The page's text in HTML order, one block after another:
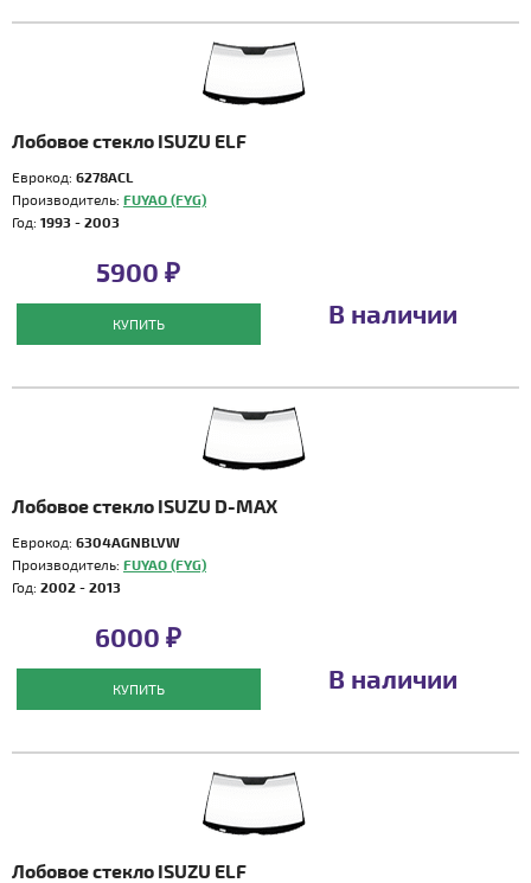
Лобовое стекло ISUZU ELF
Еврокод: 6278ACL
Производитель: FUYAO (FYG)
Год: 1993 - 2003
5900 ₽
КУПИТЬ В наличии
Лобовое стекло ISUZU D-MAX
Еврокод: 6304AGNBLVW
Производитель: FUYAO (FYG)
Год: 2002 - 2013
6000 ₽
КУПИТЬ В наличии
Лобовое стекло ISUZU ELF